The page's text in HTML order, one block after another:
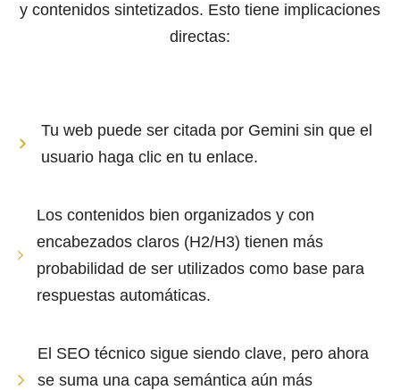
y contenidos sintetizados. Esto tiene implicaciones
directas:
Tu web puede ser citada por Gemini sin que el
usuario haga clic en tu enlace.
Los contenidos bien organizados y con
encabezados claros (H2/H3) tienen más
probabilidad de ser utilizados como base para
respuestas automáticas.
El SEO técnico sigue siendo clave, pero ahora
se suma una capa semántica aún más